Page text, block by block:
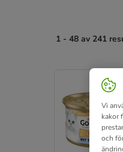
1 - 48 av 241
product items
Vi
kakor
och